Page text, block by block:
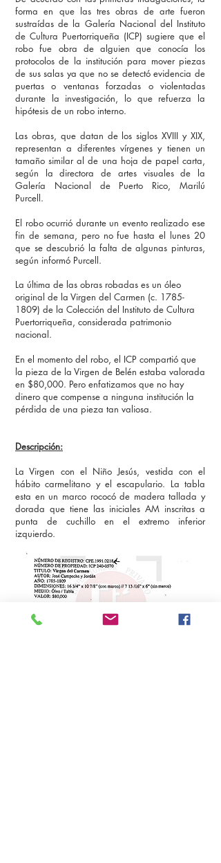
forma en que las tres obras de arte fueron
sustraídas de la Galería Nacional del Instituto
de Cultura Puertorriqueña (ICP) sugiere que el
robo fue obra de alguien que conocía los
protocolos de la institución para mover piezas
de sus salas ya que no se detectó evidencia de
puertas o ventanas forzadas o violentadas
durante la investigación, lo que refuerza la
hipótesis de un robo interno.
Las obras, que datan de los siglos XVIII y XIX,
representan a diferentes vírgenes y tienen un
tamaño similar al de una hoja de papel carta,
según la directora de artes visuales de la
Galería Nacional de Puerto Rico, Marilú
Purcell.
El robo ocurrió durante un evento realizado ese
fin de semana, pero no fue hasta el lunes 20
que se descubrió la falta de algunas pinturas,
según informó Purcell.
La última de las obras robadas es un óleo
original de la Virgen del Carmen (c. 1785-
1809) de la Colección del Instituto de Cultura
Puertorriqueña, considerada patrimonio
nacional.
En el momento del robo, el ICP compartió que
la pieza de la Virgen de Belén estaba valorada
en $80,000. Pero enfatizamos que no hay
dinero que compense a ninguna institución la
pérdida de una pieza tan valiosa.
Descripción:
La Virgen con el Niño Jesús, vestida con el
hábito carmelitano y el escapulario. La tabla
esta en un marco rococó de madera tallada y
dorada que tiene las iniciales AM inscritas a
punta de cuchillo en el extremo inferior
izquierdo.